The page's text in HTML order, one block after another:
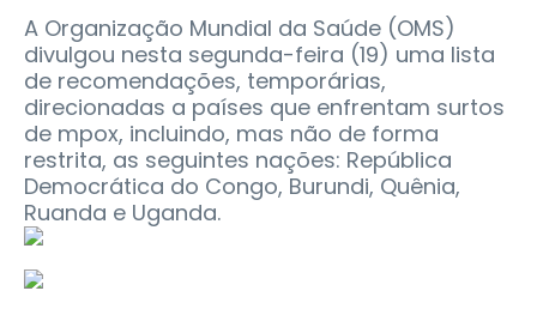
A Organização Mundial da Saúde (OMS)
divulgou nesta segunda-feira (19) uma lista
de recomendações, temporárias,
direcionadas a países que enfrentam surtos
de mpox, incluindo, mas não de forma
restrita, as seguintes nações: República
Democrática do Congo, Burundi, Quênia,
Ruanda e Uganda.